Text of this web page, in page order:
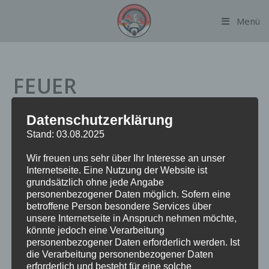
Menü
FEUER
BRANDMELDEANLAGE
INTERNER MELDER
Datum:12. September 2023 um 20:19 Uhr
Einsatzart:FEUBMAIM
Einsatzort:Elligersweg
Fahrzeuge:FF Alsterdorf
Weitere Kräfte:BF Barmbek, Polizei
Datenschutzerklärung
Stand: 03.08.2025
Wir freuen uns sehr über Ihr Interesse an unser
Internetseite. Eine Nutzung der Website ist
grundsätzlich ohne jede Angabe
personenbezogener Daten möglich. Sofern eine
betroffene Person besondere Services über
unsere Internetseite in Anspruch nehmen möchte,
könnte jedoch eine Verarbeitung
personenbezogener Daten erforderlich werden. Ist
die Verarbeitung personenbezogener Daten
erforderlich und besteht für eine solche